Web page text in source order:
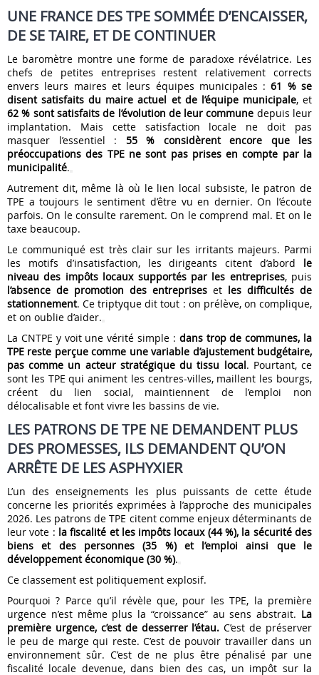
UNE FRANCE DES TPE SOMMÉE D’ENCAISSER,
DE SE TAIRE, ET DE CONTINUER
Le baromètre montre une forme de paradoxe révélatrice. Les
chefs de petites entreprises restent relativement corrects
envers leurs maires et leurs équipes municipales :61 % se
disent satisfaits du maire actuel et de l’équipe municipale, et
62 % sont satisfaits de l’évolution de leur commune depuis leur
implantation. Mais cette satisfaction locale ne doit pas
masquer l’essentiel : 55 % considèrent encore que les
préoccupations des TPE ne sont pas prises en compte par la
municipalité.
Autrement dit, même là où le lien local subsiste, le patron de
TPE a toujours le sentiment d’être vu en dernier. On l’écoute
parfois. On le consulte rarement. On le comprend mal. Et on le
taxe beaucoup.
Le communiqué est très clair sur les irritants majeurs. Parmi
les motifs d’insatisfaction, les dirigeants citent d’abord le
niveau des impôts locaux supportés par les entreprises, puis
l’absence de promotion des entreprises et les difficultés de
stationnement. Ce triptyque dit tout : on prélève, on complique,
et on oublie d’aider.
La CNTPE y voit une vérité simple : dans trop de communes, la
TPE reste perçue comme une variable d’ajustement budgétaire,
pas comme un acteur stratégique du tissu local. Pourtant, ce
sont les TPE qui animent les centres-villes, maillent les bourgs,
créent du lien social, maintiennent de l’emploi non
délocalisable et font vivre les bassins de vie.
LES PATRONS DE TPE NE DEMANDENT PLUS
DES PROMESSES, ILS DEMANDENT QU’ON
ARRÊTE DE LES ASPHYXIER
L’un des enseignements les plus puissants de cette étude
concerne les priorités exprimées à l’approche des municipales
2026. Les patrons de TPE citent comme enjeux déterminants de
leur vote : la fiscalité et les impôts locaux (44 %), la sécurité des
biens et des personnes (35 %) et l’emploi ainsi que le
développement économique (30 %).
Ce classement est politiquement explosif.
Pourquoi ? Parce qu’il révèle que, pour les TPE, la première
urgence n’est même plus la “croissance” au sens abstrait. La
première urgence, c’est de desserrer l’étau. C’est de préserver
le peu de marge qui reste. C’est de pouvoir travailler dans un
environnement sûr. C’est de ne plus être pénalisé par une
fiscalité locale devenue, dans bien des cas, un impôt sur la